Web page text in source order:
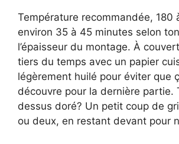
Température recommandée, 180
environ 35 à 45 minutes selon
l’épaisseur du montage. À
tiers du temps avec un papier
légèrement huilé pour éviter que
découvre pour la dernière partie.
dessus doré? Un petit coup de
ou deux, en restant devant pour